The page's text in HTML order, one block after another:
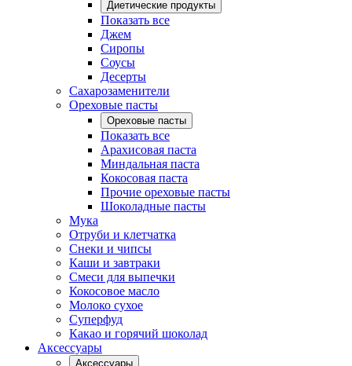
Диетические продукты
Показать все
Джем
Сиропы
Соусы
Десерты
Сахарозаменители
Ореховые пасты
Ореховые пасты
Показать все
Арахисовая паста
Миндальная паста
Кокосовая паста
Прочие ореховые пасты
Шоколадные пасты
Мука
Отруби и клетчатка
Снеки и чипсы
Каши и завтраки
Смеси для выпечки
Кокосовое масло
Молоко сухое
Суперфуд
Какао и горячий шоколад
Аксессуары
Аксессуары